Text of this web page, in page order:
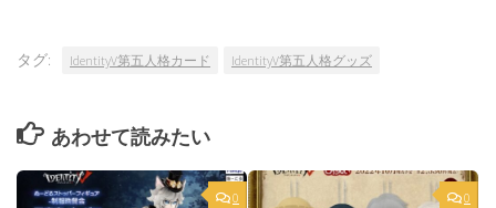
タグ: IdentityV第五人格カード IdentityV第五人格グッズ
あわせて読みたい
0 0